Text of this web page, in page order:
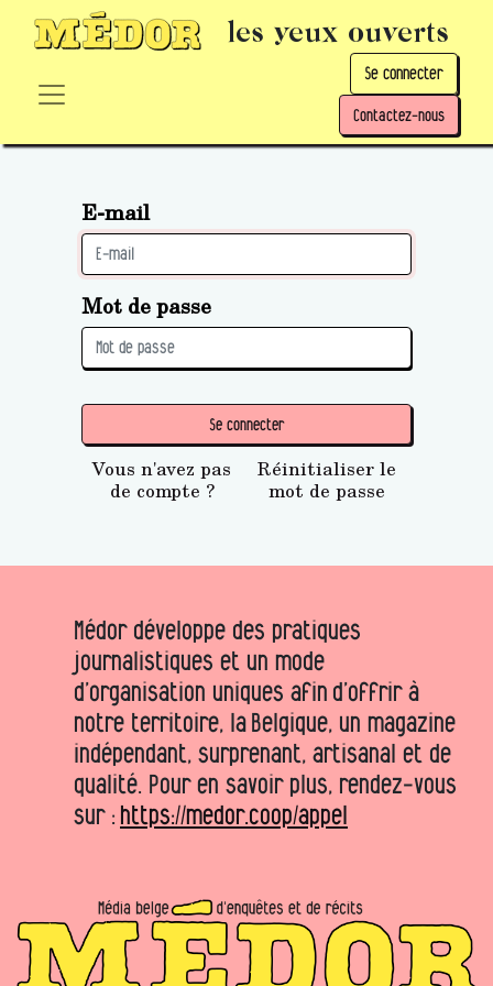
les yeux ouverts
Se connecter
Contactez-nous
E-mail
Mot de passe
Se connecter
Vous n'avez pas
de compte ?
Réinitialiser le
mot de passe
Médor développe des pratiques
journalistiques et un mode
d’organisation uniques afin d’offrir à
notre territoire, la Belgique, un magazine
indépendant, surprenant, artisanal et de
qualité. Pour en savoir plus, rendez-vous
sur : https://medor.coop/appel